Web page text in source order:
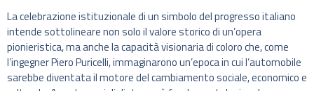
La celebrazione istituzionale di un simbolo del progresso italiano
intende sottolineare non solo il valore storico di un’opera
pionieristica, ma anche la capacità visionaria di coloro che, come
l’ingegner Piero Puricelli, immaginarono un’epoca in cui l’automobile
sarebbe diventata il motore del cambiamento sociale, economico e